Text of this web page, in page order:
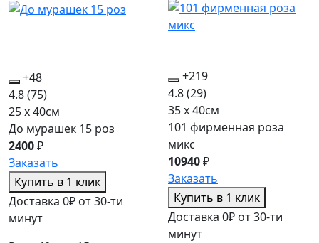
+48
4.8(75)
25 x 40см
До мурашек 15 роз
2400₽
Заказать
Купить в 1 клик
Доставка 0₽ от 30-ти
минут
+219
4.8(29)
35 x 40см
101 фирменная роза
микс
10940₽
Заказать
Купить в 1 клик
Доставка 0₽ от 30-ти
минут